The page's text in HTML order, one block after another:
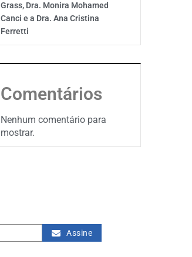
Grass, Dra. Monira Mohamed
Canci e a Dra. Ana Cristina
Ferretti
Comentários
Nenhum comentário para
mostrar.
Assine